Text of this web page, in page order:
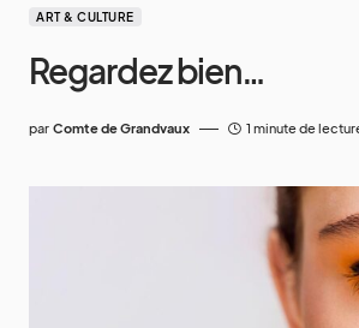
ART & CULTURE
Regardez bien…
par Comte de Grandvaux 1 minute de